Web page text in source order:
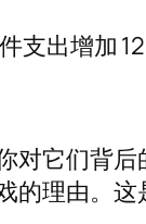
支出增加
对它们背
的理由。